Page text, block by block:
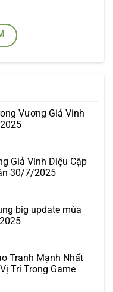
Vương Giả Vinh
Giả Vinh Diệu Cập
30/7/2025
big update mùa
Tranh Mạnh Nhất
Trí Trong Game